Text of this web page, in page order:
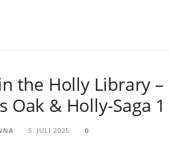
the Holly Library –
Oak & Holly-Saga
5. JULI 2025 0